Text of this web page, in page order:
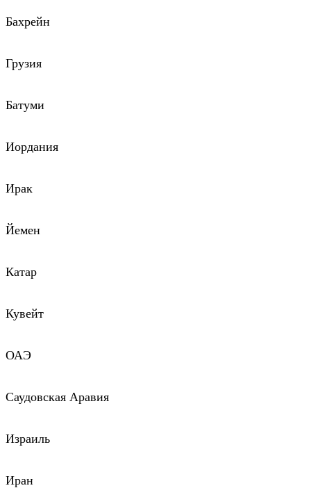
Бахрейн
Грузия
Батуми
Иордания
Ирак
Йемен
Катар
Кувейт
ОАЭ
Саудовская Аравия
Израиль
Иран